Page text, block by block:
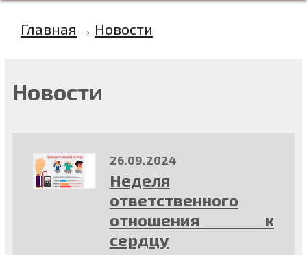
Главная → Новости
Новости
26.09.2024
Неделя
ответственного
отношения к
сердцу